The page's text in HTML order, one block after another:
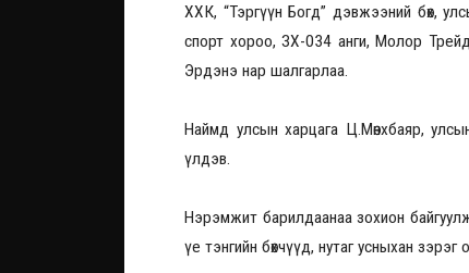
ХХК, “Тэргүүн Богд” дэвжээний бөх,
спорт хороо, ЗХ-034 анги, Молор
Эрдэнэ нар шалгарлаа.
Наймд улсын харцага Ц.Мөнхбаяр,
үлдэв.
Нэрэмжит барилдаанаа зохион
үе тэнгийн бөхчүүд, нутаг усныхан